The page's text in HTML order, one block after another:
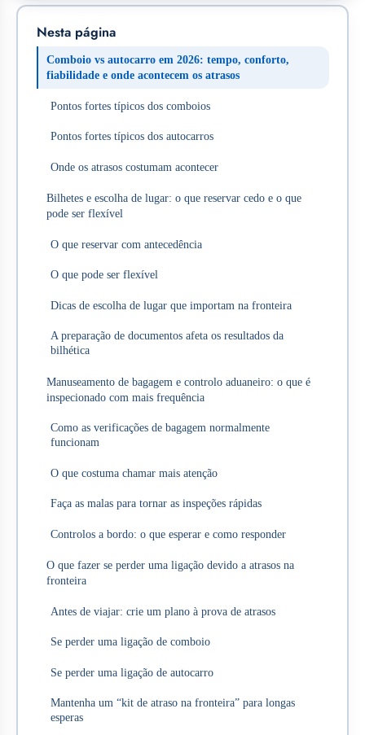
Nesta página
Comboio vs autocarro em 2026: tempo, conforto,
fiabilidade e onde acontecem os atrasos
Pontos fortes típicos dos comboios
Pontos fortes típicos dos autocarros
Onde os atrasos costumam acontecer
Bilhetes e escolha de lugar: o que reservar cedo e o que
pode ser flexível
O que reservar com antecedência
O que pode ser flexível
Dicas de escolha de lugar que importam na fronteira
A preparação de documentos afeta os resultados da
bilhética
Manuseamento de bagagem e controlo aduaneiro: o que é
inspecionado com mais frequência
Como as verificações de bagagem normalmente
funcionam
O que costuma chamar mais atenção
Faça as malas para tornar as inspeções rápidas
Controlos a bordo: o que esperar e como responder
O que fazer se perder uma ligação devido a atrasos na
fronteira
Antes de viajar: crie um plano à prova de atrasos
Se perder uma ligação de comboio
Se perder uma ligação de autocarro
Mantenha um “kit de atraso na fronteira” para longas
esperas